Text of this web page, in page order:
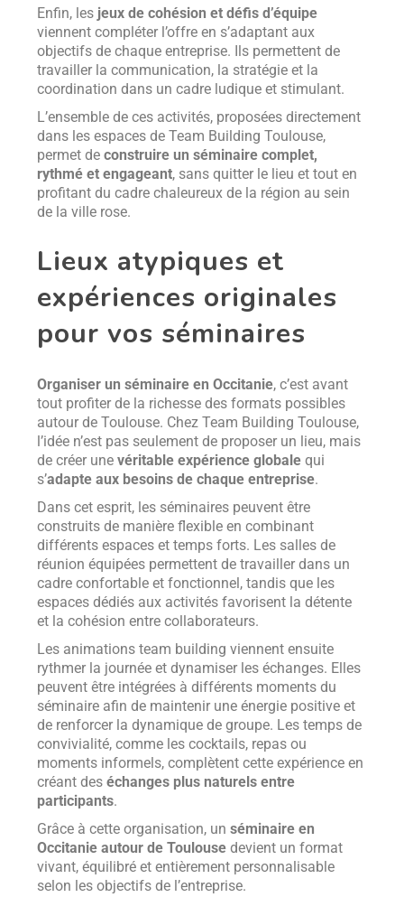
Enfin, les jeux de cohésion et défis d’équipe
viennent compléter l’offre en s’adaptant aux
objectifs de chaque entreprise. Ils permettent de
travailler la communication, la stratégie et la
coordination dans un cadre ludique et stimulant.
L’ensemble de ces activités, proposées directement
dans les espaces de Team Building Toulouse,
permet deconstruire un séminaire complet,
rythmé et engageant, sans quitter le lieu et tout en
profitant du cadre chaleureux de la région au sein
de la ville rose.
Lieux atypiques et
expériences originales
pour vos séminaires
Organiser un séminaire en Occitanie, c’est avant
tout profiter de la richesse des formats possibles
autour de Toulouse. Chez Team Building Toulouse,
l’idée n’est pas seulement de proposer un lieu, mais
de créer unevéritable expérience globale qui
s’adapte aux besoins de chaque entreprise.
Dans cet esprit, les séminaires peuvent être
construits de manière flexible en combinant
différents espaces et temps forts. Les salles de
réunion équipées permettent de travailler dans un
cadre confortable et fonctionnel, tandis que les
espaces dédiés aux activités favorisent la détente
et la cohésion entre collaborateurs.
Les animations team building viennent ensuite
rythmer la journée et dynamiser les échanges. Elles
peuvent être intégrées à différents moments du
séminaire afin de maintenir une énergie positive et
de renforcer la dynamique de groupe. Les temps de
convivialité, comme les cocktails, repas ou
moments informels, complètent cette expérience en
créant deséchanges plus naturels entre
participants.
Grâce à cette organisation, unséminaire en
Occitanie autour de Toulouse devient un format
vivant, équilibré et entièrement personnalisable
selon les objectifs de l’entreprise.